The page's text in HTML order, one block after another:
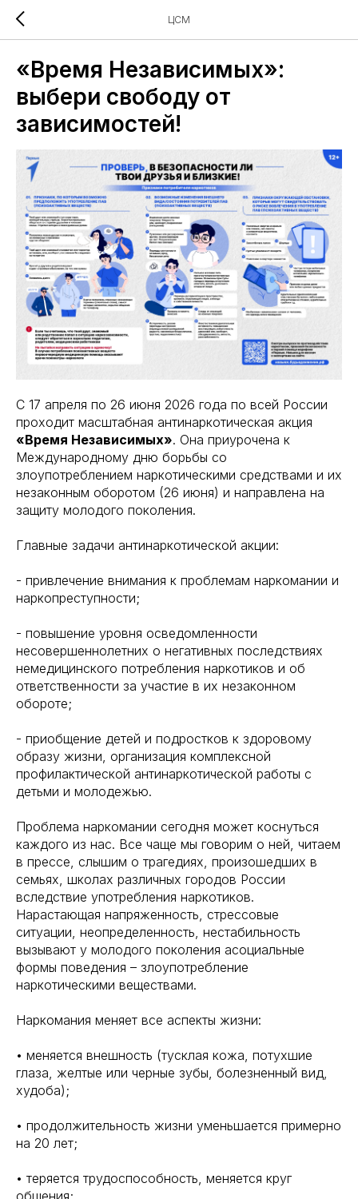
ЦСМ
«Время Независимых»:
выбери свободу от
зависимостей!
С 17 апреля по 26 июня 2026 года по всей России
проходит масштабная антинаркотическая акция
«Время Независимых». Она приурочена к
Международному дню борьбы со
злоупотреблением наркотическими средствами и их
незаконным оборотом (26 июня) и направлена на
защиту молодого поколения.
Главные задачи антинаркотической акции:
- привлечение внимания к проблемам наркомании и
наркопреступности;
- повышение уровня осведомленности
несовершеннолетних о негативных последствиях
немедицинского потребления наркотиков и об
ответственности за участие в их незаконном
обороте;
- приобщение детей и подростков к здоровому
образу жизни, организация комплексной
профилактической антинаркотической работы с
детьми и молодежью.
Проблема наркомании сегодня может коснуться
каждого из нас. Все чаще мы говорим о ней, читаем
в прессе, слышим о трагедиях, произошедших в
семьях, школах различных городов России
вследствие употребления наркотиков.
Нарастающая напряженность, стрессовые
ситуации, неопределенность, нестабильность
вызывают у молодого поколения асоциальные
формы поведения – злоупотребление
наркотическими веществами.
Наркомания меняет все аспекты жизни:
• меняется внешность (тусклая кожа, потухшие
глаза, желтые или черные зубы, болезненный вид,
худоба);
• продолжительность жизни уменьшается примерно
на 20 лет;
• теряется трудоспособность, меняется круг